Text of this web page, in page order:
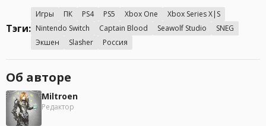
Тэги:
Игры ПК PS4 PS5 Xbox One
Xbox Series X|S
Nintendo Switch
Captain Blood Seawolf Studio
SNEG
Экшен
Slasher Россия
Об авторе
Miltroen
Редактор